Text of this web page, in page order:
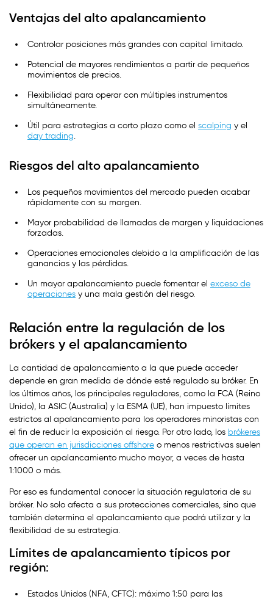
Ventajas del alto apalancamiento
Controlar posiciones más grandes con capital limitado.
Potencial de mayores rendimientos a partir de pequeños
movimientos de precios.
Flexibilidad para operar con múltiples instrumentos
simultáneamente.
Útil para estrategias a corto plazo como el scalping y el
day trading.
Riesgos del alto apalancamiento
Los pequeños movimientos del mercado pueden acabar
rápidamente con su margen.
Mayor probabilidad de llamadas de margen y liquidaciones
forzadas.
Operaciones emocionales debido a la amplificación de las
ganancias y las pérdidas.
Un mayor apalancamiento puede fomentar el exceso de
operaciones y una mala gestión del riesgo.
Relación entre la regulación de los
brókers y el apalancamiento
La cantidad de apalancamiento a la que puede acceder
depende en gran medida de dónde esté regulado su bróker. En
los últimos años, los principales reguladores, como la FCA (Reino
Unido), la ASIC (Australia) y la ESMA (UE), han impuesto límites
estrictos al apalancamiento para los operadores minoristas con
el fin de reducir la exposición al riesgo. Por otro lado, los brókeres
que operan en jurisdicciones offshore o menos restrictivas suelen
ofrecer un apalancamiento mucho mayor, a veces de hasta
1:1000 o más.
Por eso es fundamental conocer la situación regulatoria de su
bróker. No solo afecta a sus protecciones comerciales, sino que
también determina el apalancamiento que podrá utilizar y la
flexibilidad de su estrategia.
Límites de apalancamiento típicos por
región:
Estados Unidos (NFA, CFTC): máximo 1:50 para las